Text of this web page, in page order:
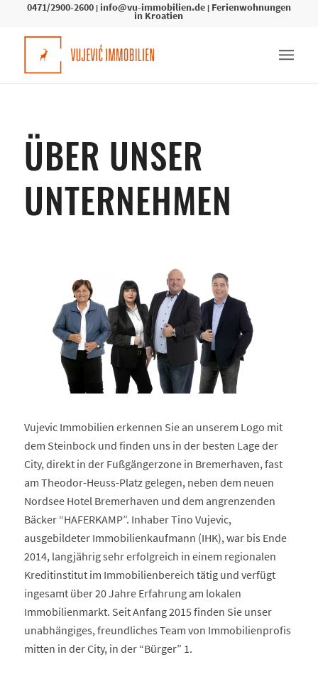
0471/2900-2600| info@vu-immobilien.de| Ferienwohnungen
in Kroatien
ÜBER UNSER
UNTERNEHMEN
Vujevic Immobilien erkennen Sie an unserem Logo mit
dem Steinbock und finden uns in der besten Lage der
City, direkt in der Fußgängerzone in Bremerhaven, fast
am Theodor-Heuss-Platz gelegen, neben dem neuen
Nordsee Hotel Bremerhaven und dem angrenzenden
Bäcker “HAFERKAMP”. Inhaber Tino Vujevic,
ausgebildeter Immobilienkaufmann (IHK), war bis Ende
2014, langjährig sehr erfolgreich in einem regionalen
Kreditinstitut im Immobilienbereich tätig und verfügt
ingesamt über 20 Jahre Erfahrung am lokalen
Immobilienmarkt. Seit Anfang 2015 finden Sie unser
unabhängiges, freundliches Team von Immobilienprofis
mitten in der City, in der “Bürger” 1.